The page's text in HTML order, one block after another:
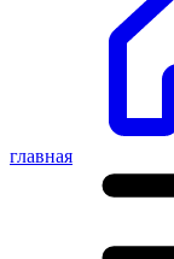
главная